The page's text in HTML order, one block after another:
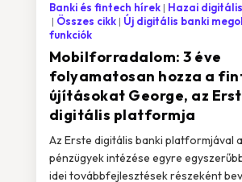
Mobilforradalom: 3 éve
folyamatosan hozza a
újításokat George, az
digitális platformja
Banki és fintech hírek
Hazai
Összes cikk
Új digitális banki
funkciók
Az Erste digitális banki platformjával
pénzügyek intézése egyre
idei továbbfejlesztések részeként